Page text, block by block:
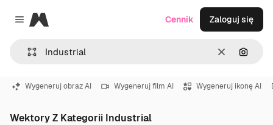
Close menu
Magnific
WyczyśćSzukaj
Cennik Zaloguj się
Wygeneruj obraz AI Wygeneruj film AI Wygeneruj ikonę AI
Wektory Z Kategorii Industrial